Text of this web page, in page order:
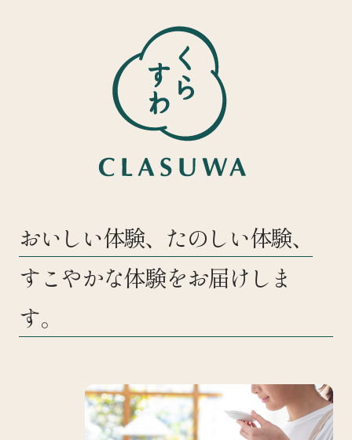
おいしい体験、たのしい体験、
すこやかな体験をお届けしま
す。